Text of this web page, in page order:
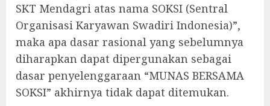
SKT Mendagri atas nama SOKSI (Sentral
Organisasi Karyawan Swadiri Indonesia)”,
maka apa dasar rasional yang sebelumnya
diharapkan dapat dipergunakan sebagai
dasar penyelenggaraan “MUNAS BERSAMA
SOKSI” akhirnya tidak dapat ditemukan.